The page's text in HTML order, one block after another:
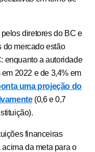
diretores do BC e
do mercado estão
enquanto a autoridade
2022 e de 3,4% em
uma projeção do
(0,6 e 0,7
financeiras
da meta para o